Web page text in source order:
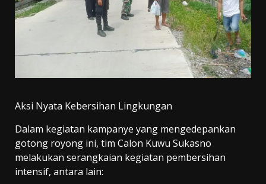
Aksi Nyata Kebersihan Lingkungan
Dalam kegiatan kampanye yang mengedepankan
gotong royong ini, tim Calon Kuwu Sukasno
melakukan serangkaian kegiatan pembersihan
intensif, antara lain: